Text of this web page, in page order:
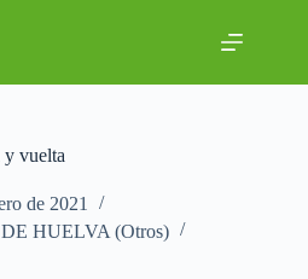
y vuelta
de 2021
HUELVA (Otros)